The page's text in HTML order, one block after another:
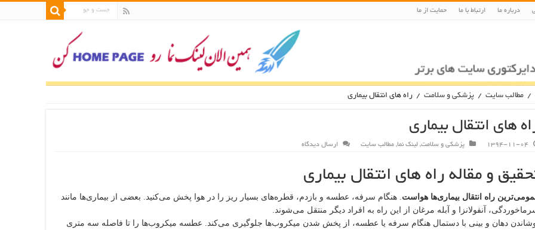
درباره ما ارتباط با ما حمایت از ما
/ مطالب سایت / پزشکی و سلامت / راه های انتقال بیماری
های انتقال بیماری
1394-11-04 پزشکی و سلامت, لینک نما, مطالب سایت ارسال دیدگاه
و مقاله راه های انتقال بیماری
راه انتقال بیماری‌ها هواست . هنگام سرفه، عطسه و بازدم، قطره‌های بسیار ریز را در هوا پخش می‌کنید. بعضی از بیماری‌ها مانند
آنفولانزا و آبله مرغان از این راه به افراد دیگر منتقل می‌شوند.
دهان و بینی با دستمال هنگام سرفه یا عطسه، از پخش شدن میکروب‌ها جلوگیری می‌کند. عطسه میکروب‌ها را تا فاصله سه متری